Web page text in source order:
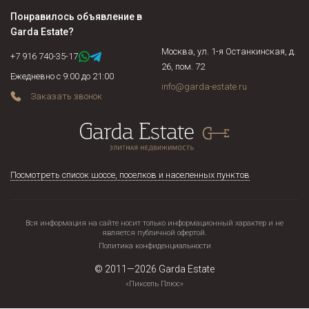
собственников недееспособные, несовершеннолетние,
военнослужащие, осужденные граждане и соблюдены ли их
права, не находится ли жилая площадь под арестом или в
залоге у банка. Если объект недвижимости продается по
доверенности, нужно подтвердить действительность
доверенности на момент сделки и т.д.
Понравилось объявление в
Garda Estate?
+7 916 740-35-17
Ежедневно с 9:00 до 21:00
Заказать звонок
Москва, ул. 1-я Останкинская, д.
26, пом. 72
info@garda-estate.ru
Посмотреть список шоссе, поселков и населенных пунктов
Вся информация на сайте носит только информационный характер и не
является публичной офертой.
Политика конфиденциальности
© 2011—2026 Garda Estate
«Пиксель Плюс»